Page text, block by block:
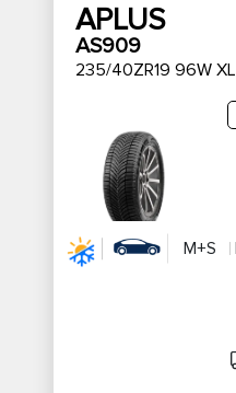
APLUS
AS909
235/40ZR19 96W XL
M+S